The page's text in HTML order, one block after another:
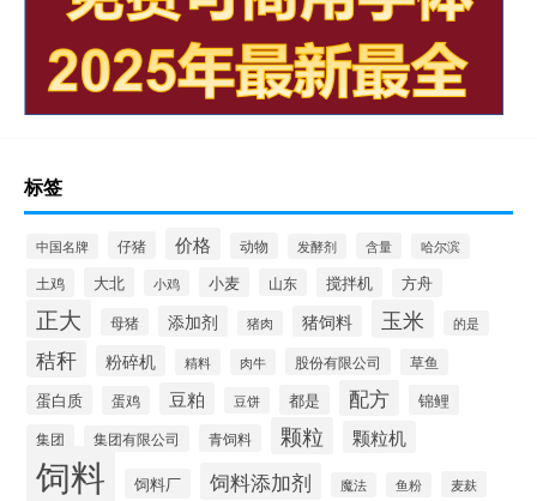
标签
中国名牌 仔猪 价格 动物 发酵剂 含量 哈尔滨
土鸡 大北 小鸡 小麦 山东 搅拌机 方舟
正大 母猪 添加剂 猪肉 猪饲料 玉米 的是
秸秆 粉碎机 精料 肉牛 股份有限公司 草鱼
蛋白质 蛋鸡 豆粕 豆饼 都是 配方 锦鲤
集团 集团有限公司 青饲料 颗粒 颗粒机
饲料 饲料厂 饲料添加剂 魔法 鱼粉 麦麸